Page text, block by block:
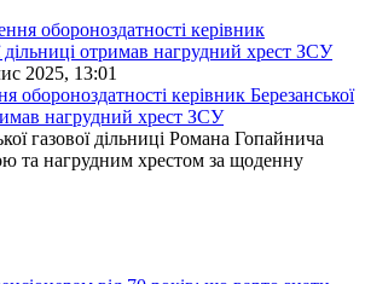
2025, 13:01
обороноздатності керівник Березанської
нагрудний хрест ЗСУ
газової дільниці Романа Гопайнича
та нагрудним хрестом за щоденну